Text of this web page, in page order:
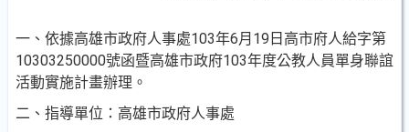
一、依據高雄市政府人事處103年6月19日高市府人給字第
10303250000號函暨高雄市政府103年度公教人員單身聯誼
活動實施計畫辦理。
二、指導單位：高雄市政府人事處